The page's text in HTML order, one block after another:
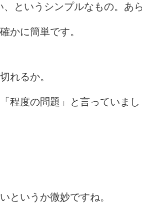
というシンプルなもの。あら
かに簡単です。
れるか。
程度の問題」と言っていまし
というか微妙ですね。